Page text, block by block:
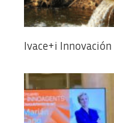
Ivace+i Innovación